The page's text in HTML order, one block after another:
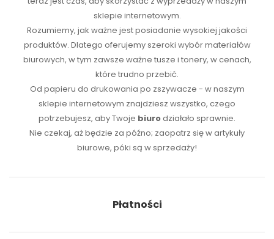
sklepie internetowym.
Rozumiemy, jak ważne jest posiadanie wysokiej jakości
produktów. Dlatego oferujemy szeroki wybór materiałów
biurowych, w tym zawsze ważne tusze i tonery, w cenach,
które trudno przebić.
Od papieru do drukowania po zszywacze - w naszym
sklepie internetowym znajdziesz wszystko, czego
potrzebujesz, aby Twoje biurodziałało sprawnie.
Nie czekaj, aż będzie za późno; zaopatrz się w artykuły
biurowe, póki są w sprzedaży!
Płatności